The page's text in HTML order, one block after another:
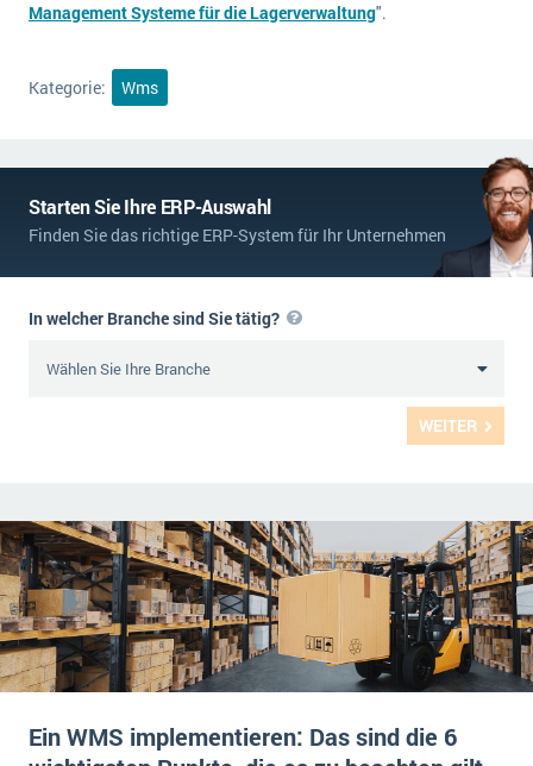
Management Systeme für die Lagerverwaltung".
Kategorie: Wms
Starten Sie Ihre ERP-Auswahl
Finden Sie das richtige ERP-System für Ihr Unternehmen
WEITER
In welcher Branche sind Sie tätig?
Ein WMS implementieren: Das sind die 6